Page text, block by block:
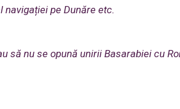
pe Dunăre etc.
să nu se opună unirii Basarabiei cu